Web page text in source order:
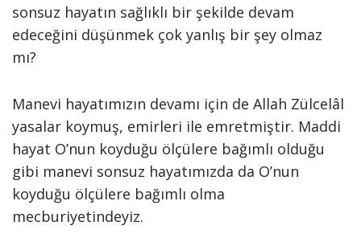
sonsuz hayatın sağlıklı bir şekilde devam
edeceğini düşünmek çok yanlış bir şey olmaz
mı?
Manevi hayatımızın devamı için de Allah Zülcelâl
yasalar koymuş, emirleri ile emretmiştir. Maddi
hayat O’nun koyduğu ölçülere bağımlı olduğu
gibi manevi sonsuz hayatımızda da O’nun
koyduğu ölçülere bağımlı olma
mecburiyetindeyiz.